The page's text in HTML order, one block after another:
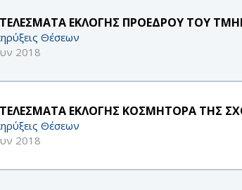
ΕΚΛΟΓΗΣ ΠΡΟΕΔΡΟΥ ΤΟΥ
Θέσεων
2018
ΕΚΛΟΓΗΣ ΚΟΣΜΗΤΟΡΑ ΤΗΣ
Θέσεων
2018